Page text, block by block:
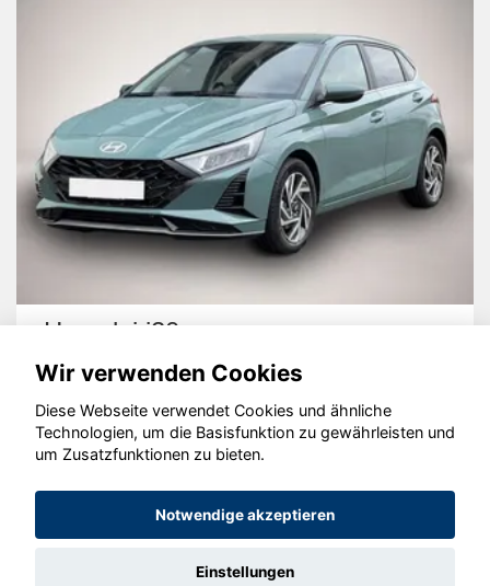
Hyundai i20
© konjunkturmotor.de GmbH 2020 - 2026
Wir verwenden Cookies
Diese Webseite verwendet Cookies und ähnliche
Technologien, um die Basisfunktion zu gewährleisten und
um Zusatzfunktionen zu bieten.
Notwendige akzeptieren
Einstellungen